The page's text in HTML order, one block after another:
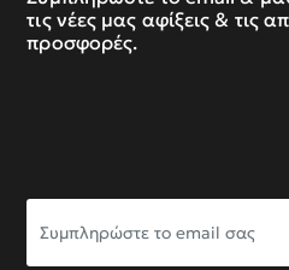
τις νέες μας αφίξεις & τις
προσφορές.
το